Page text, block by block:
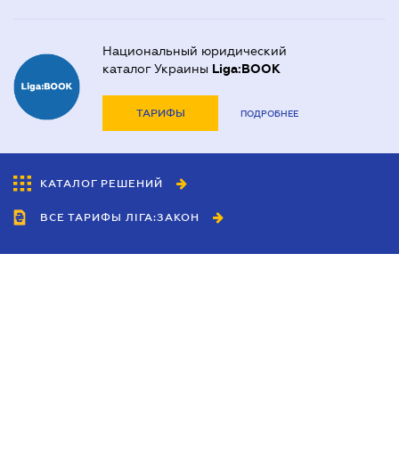
Национальный юридический
каталог Украины Liga:BOOK
ТАРИФЫ ПОДРОБНЕЕ
КАТАЛОГ РЕШЕНИЙ
ВСЕ ТАРИФЫ ЛІГА:ЗАКОН